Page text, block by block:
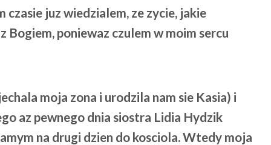
czasie juz wiedzialem, ze zycie, jakie
poniewaz czulem w moim sercu
moja zona i urodzila nam sie Kasia) i
az pewnego dnia siostra Lidia Hydzik
na drugi dzien do kosciola. Wtedy moja